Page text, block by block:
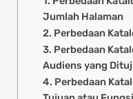
Jumlah Halaman
2. Perbedaan
3. Perbedaan
Audiens yang
4. Perbedaan